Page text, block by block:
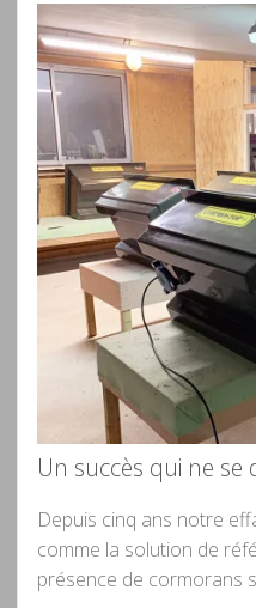
Un succès qui ne se
Depuis cinq ans notre
comme la solution de
présence de cormorans